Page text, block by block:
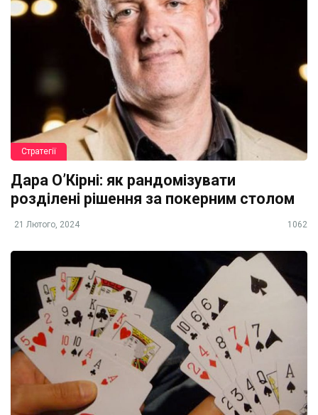
Стратегії
Дара О’Кірні: як рандомізувати
розділені рішення за покерним столом
21 Лютого, 2024 1062